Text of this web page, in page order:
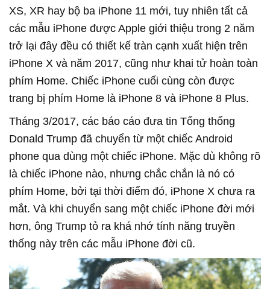
XS, XR hay bộ ba iPhone 11 mới, tuy nhiên tất cả
các mẫu iPhone được Apple giới thiệu trong 2 năm
trở lại đây đều có thiết kế tràn cạnh xuất hiện trên
iPhone X và năm 2017, cũng như khai tử hoàn toàn
phím Home. Chiếc iPhone cuối cùng còn được
trang bị phím Home là iPhone 8 và iPhone 8 Plus.
Tháng 3/2017, các báo cáo đưa tin Tổng thống
Donald Trump đã chuyển từ một chiếc Android
phone qua dùng một chiếc iPhone. Mặc dù không rõ
là chiếc iPhone nào, nhưng chắc chắn là nó có
phím Home, bởi tại thời điểm đó, iPhone X chưa ra
mắt. Và khi chuyển sang một chiếc iPhone đời mới
hơn, ông Trump tỏ ra khá nhớ tính năng truyền
thống này trên các mẫu iPhone đời cũ.